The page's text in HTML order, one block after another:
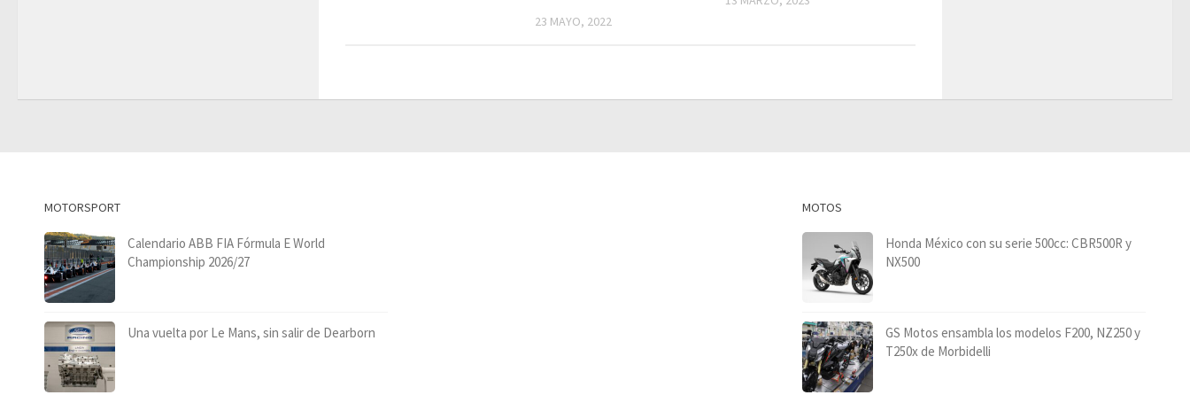
23 MAYO, 2022
MOTORSPORT
Calendario ABB FIA Fórmula E World
Championship 2026/27
Una vuelta por Le Mans, sin salir de Dearborn
MOTOS
Honda México con su serie 500cc: CBR500R y
NX500
GS Motos ensambla los modelos F200, NZ250 y
T250x de Morbidelli